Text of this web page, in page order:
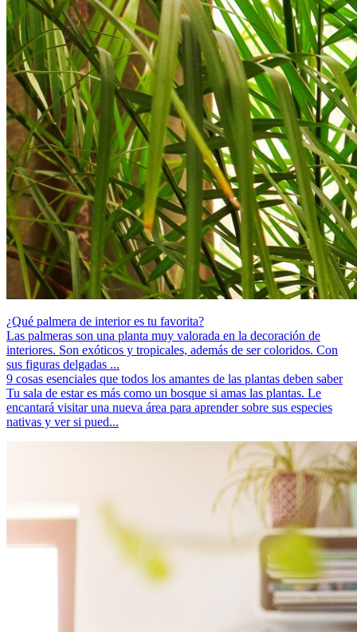
¿Qué palmera de interior es tu favorita?
Las palmeras son una planta muy valorada en la decoración de
interiores. Son exóticos y tropicales, además de ser coloridos. Con
sus figuras delgadas ...
9 cosas esenciales que todos los amantes de las plantas deben saber
Tu sala de estar es más como un bosque si amas las plantas. Le
encantará visitar una nueva área para aprender sobre sus especies
nativas y ver si pued...